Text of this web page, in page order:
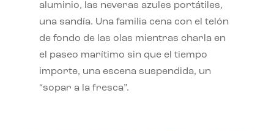
aluminio, las neveras azules portátiles,
una sandía. Una familia cena con el telón
de fondo de las olas mientras charla en
el paseo marítimo sin que el tiempo
importe, una escena suspendida, un
“sopar a la fresca”.